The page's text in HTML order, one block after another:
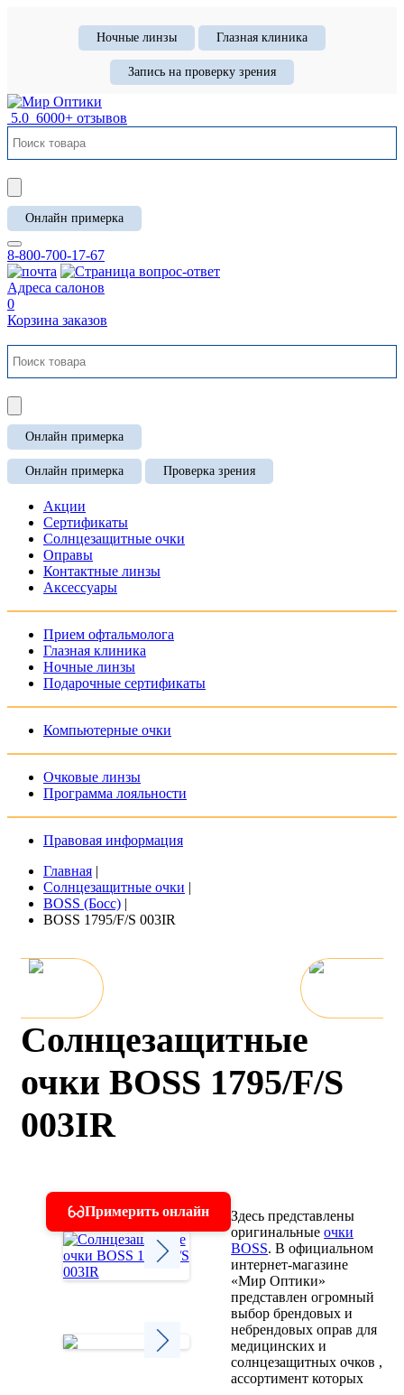
Ночные линзы Глазная клиника
Запись на проверку зрения
5.0 6000+ отзывов
Онлайн примерка
8-800-700-17-67
Адреса салонов
0
Корзина заказов
Онлайн примерка
Онлайн примерка Проверка зрения
Акции
Сертификаты
Солнцезащитные очки
Оправы
Контактные линзы
Аксессуары
Прием офтальмолога
Глазная клиника
Ночные линзы
Подарочные сертификаты
Компьютерные очки
Очковые линзы
Программа лояльности
Правовая информация
Главная |
Солнцезащитные очки |
BOSS (Босс) |
BOSS 1795/F/S 003IR
Солнцезащитные
очки BOSS 1795/F/S
003IR
Примерить онлайн
Здесь представлены
оригинальныеочки
BOSS. В официальном
интернет-магазине
«Мир Оптики»
представлен огромный
выбор брендовых и
небрендовых оправ для
медицинских и
солнцезащитных очков ,
ассортимент которых